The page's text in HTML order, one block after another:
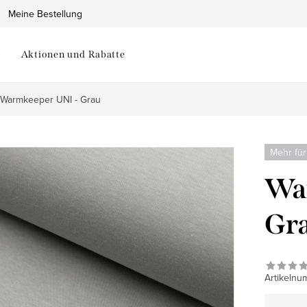
Meine Bestellung
Aktionen und Rabatte
Warmkeeper UNI - Grau
Mehr